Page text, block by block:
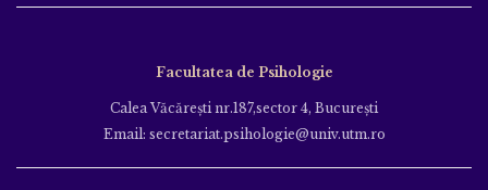
Facultatea de Psihologie
Calea Văcăreşti nr.187,sector 4, Bucureşti
Email: secretariat.psihologie@univ.utm.ro